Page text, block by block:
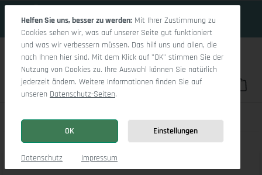
Du hast 0
Marco Aho gr Small R
Bildergalerie überspringen
Helfen Sie uns, besser zu werden: Mit Ihrer Zustimmung zu
Cookies sehen wir, was auf unserer Seite gut funktioniert
und was wir verbessern müssen. Das hilf uns und allen, die
nach Ihnen hier sind. Mit dem Klick auf "OK" stimmen Sie der
Nutzung von Cookies zu. Ihre Auswahl können Sie natürlich
jederzeit ändern. Weitere Informationen finden Sie auf
unseren Datenschutz-Seiten.
OK Einstellungen
Datenschutz Impressum